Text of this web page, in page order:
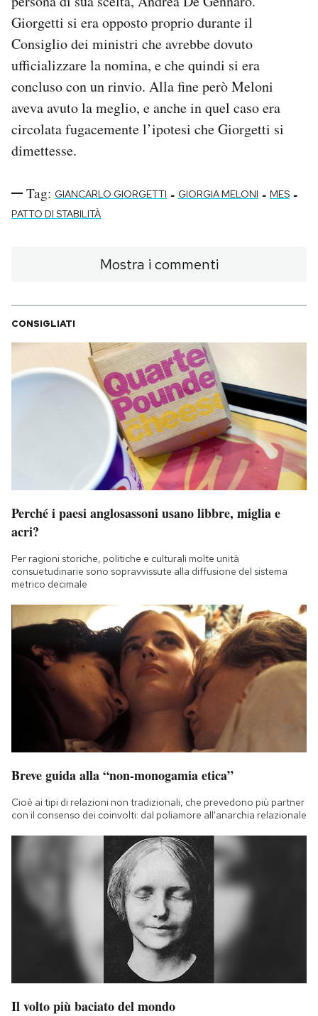
Giorgetti si era opposto proprio durante il
Consiglio dei ministri che avrebbe dovuto
ufficializzare la nomina, e che quindi si era
concluso con un rinvio. Alla fine però Meloni
aveva avuto la meglio, e anche in quel caso era
circolata fugacemente l’ipotesi che Giorgetti si
dimettesse.
Tag: GIANCARLO GIORGETTI - GIORGIA MELONI - MES -
PATTO DI STABILITÀ
Mostra i commenti
CONSIGLIATI
Perché i paesi anglosassoni usano libbre, miglia e
acri?
Per ragioni storiche, politiche e culturali molte unità
consuetudinarie sono sopravvissute alla diffusione del sistema
metrico decimale
Breve guida alla “non-monogamia etica”
Cioè ai tipi di relazioni non tradizionali, che prevedono più partner
con il consenso dei coinvolti: dal poliamore all'anarchia relazionale
Il volto più baciato del mondo